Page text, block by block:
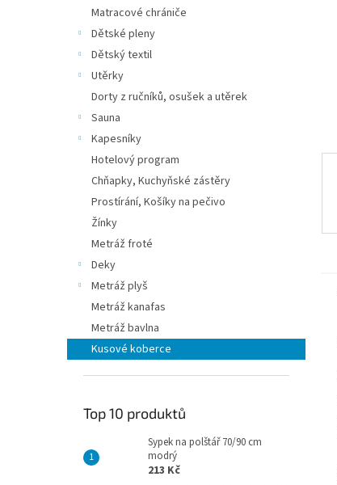
Matracové chrániče
Dětské pleny
Dětský textil
Utěrky
Dorty z ručníků, osušek a utěrek
Sauna
Kapesníky
Hotelový program
Chňapky, Kuchyňské zástěry
Prostírání, Košíky na pečivo
Žínky
Metráž froté
Deky
Metráž plyš
Metráž kanafas
Metráž bavlna
Kusové koberce
Top 10 produktů
Sypek na polštář 70/90 cm
modrý
213 Kč